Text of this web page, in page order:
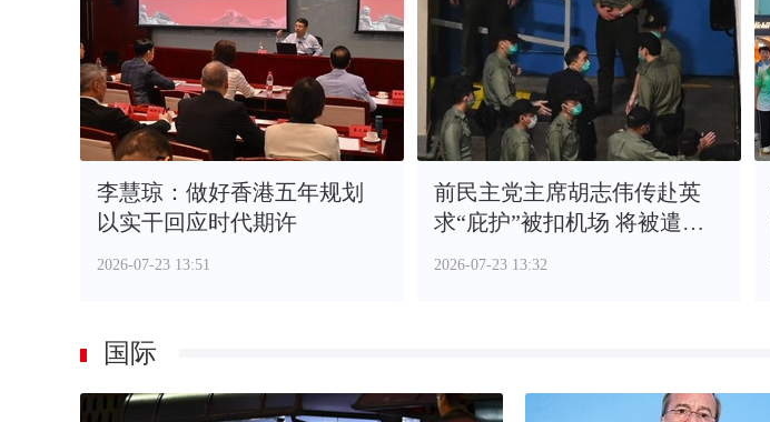
李慧琼：做好香港五年规划
以实干回应时代期许
2026-07-23 13:51
前民主党主席胡志伟传赴英
求“庇护”被扣机场 将被遣返
2026-07-23 13:32
国际